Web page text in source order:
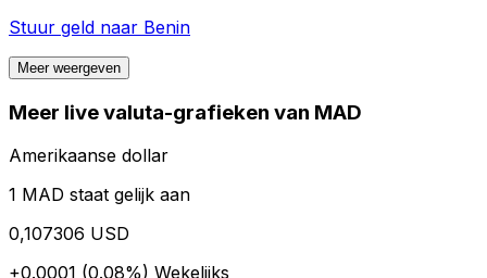
Stuur geld naar Benin
Meer weergeven
Meer live valuta-grafieken van MAD
Amerikaanse dollar
1 MAD staat gelijk aan
0,107306 USD
+0.0001 (0.08%) Wekelijks